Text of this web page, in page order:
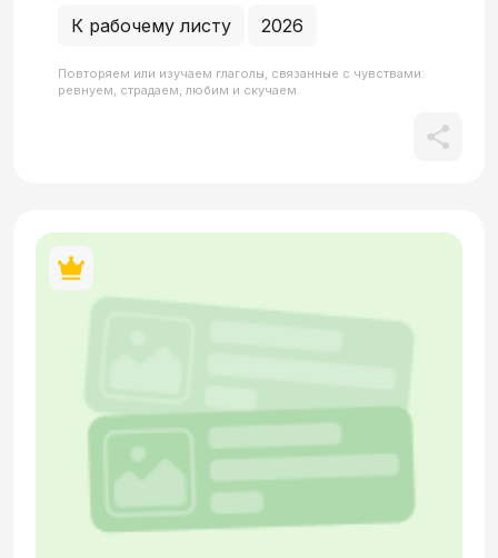
К рабочему листу 2026
Повторяем или изучаем глаголы, связанные с чувствами:
ревнуем, страдаем, любим и скучаем.